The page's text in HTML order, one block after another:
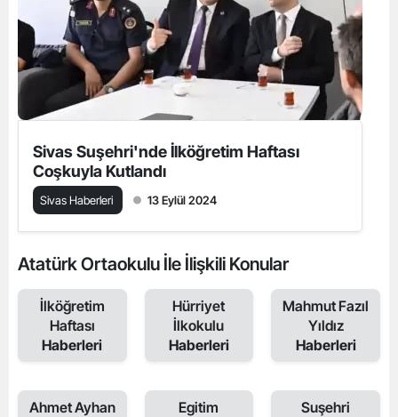
Sivas Suşehri'nde İlköğretim Haftası
Coşkuyla Kutlandı
Sivas Haberleri 13 Eylül 2024
Atatürk Ortaokulu İle İlişkili Konular
İlköğretim
Haftası
Haberleri
Hürriyet
İlkokulu
Haberleri
Mahmut Fazıl
Yıldız
Haberleri
Ahmet Ayhan
Egitim
Suşehri